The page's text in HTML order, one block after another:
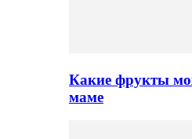
Какие фрукты
маме